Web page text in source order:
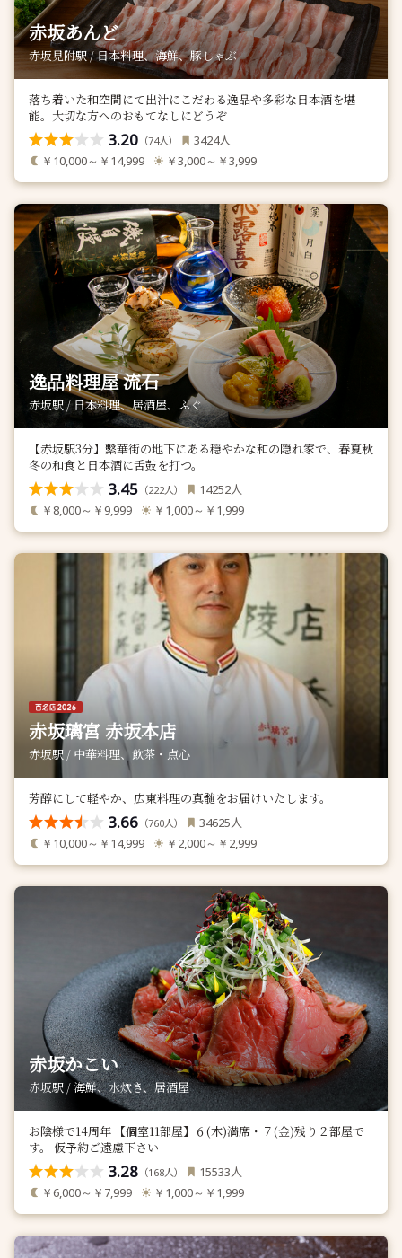
赤坂あんど
赤坂見附駅 / 日本料理、海鮮、豚しゃぶ
落ち着いた和空間にて出汁にこだわる逸品や多彩な日本酒を堪
能。大切な方へのおもてなしにどうぞ
3.20 （74人） 3424人
￥10,000～￥14,999 ￥3,000～￥3,999
逸品料理屋 流石
赤坂駅 / 日本料理、居酒屋、ふぐ
【赤坂駅3分】繫華街の地下にある穏やかな和の隠れ家で、春夏秋
冬の和食と日本酒に舌鼓を打つ。
3.45 （222人） 14252人
￥8,000～￥9,999 ￥1,000～￥1,999
赤坂璃宮 赤坂本店
赤坂駅 / 中華料理、飲茶・点心
芳醇にして軽やか、広東料理の真髄をお届けいたします。
3.66 （760人） 34625人
￥10,000～￥14,999 ￥2,000～￥2,999
赤坂かこい
赤坂駅 / 海鮮、水炊き、居酒屋
お陰様で14周年 【個室11部屋】６(木)満席・７(金)残り２部屋で
す。 仮予約ご遠慮下さい
3.28 （168人） 15533人
￥6,000～￥7,999 ￥1,000～￥1,999